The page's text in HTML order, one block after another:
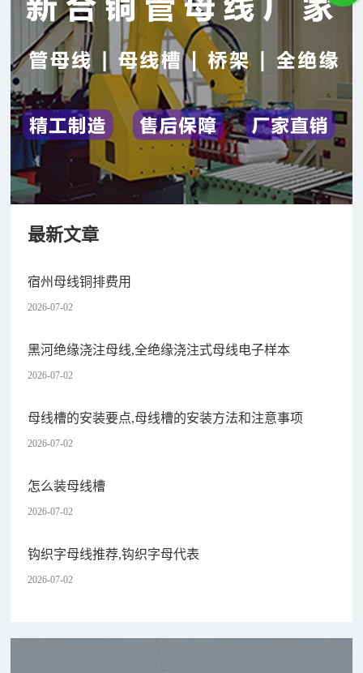
最新文章
宿州母线铜排费用
2026-07-02
黑河绝缘浇注母线,全绝缘浇注式母线电子样本
2026-07-02
母线槽的安装要点,母线槽的安装方法和注意事项
2026-07-02
怎么装母线槽
2026-07-02
钩织字母线推荐,钩织字母代表
2026-07-02